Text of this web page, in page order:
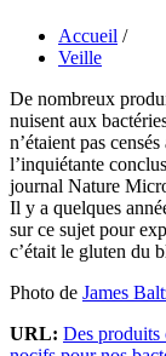
Accueil /
Veille
De nombreux
nuisent aux
n’étaient pas
l’inquiétante
journal Nature
Il y a quelques
sur ce sujet pour
c’était le gluten du
Photo de James
URL: Des produits